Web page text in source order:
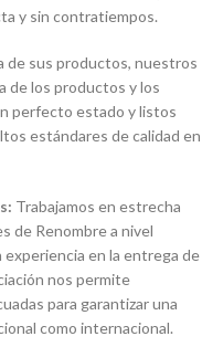
y sin contratiempos.
de sus productos, nuestros
de los productos y los
perfecto estado y listos
estándares de calidad en
Trabajamos en estrecha
de Renombre a nivel
en la entrega de
nos permite
para garantizar una
como internacional.